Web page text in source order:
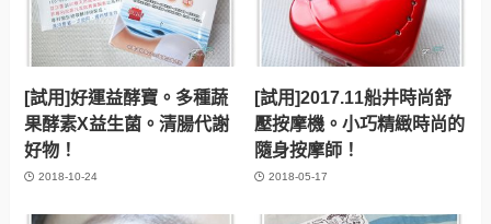
[試用]好運益酵寶。多種蔬
果酵素X益生菌。清腸代謝
好物！
2018-10-24
[試用]2017.11船井時尚舒
壓按摩機。小巧精緻時尚的
隨身按摩師！
2018-05-17